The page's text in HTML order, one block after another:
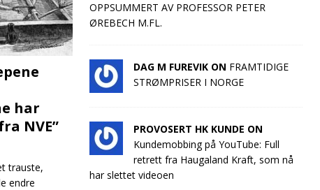
har
NVE”
trauste,
endre
OPPSUMMERT AV PROFESSOR PETER
ØREBECH M.FL.
DAG M FUREVIK ON FRAMTIDIGE
STRØMPRISER I NORGE
PROVOSERT HK KUNDE ON
Kundemobbing på YouTube: Full
retrett fra Haugaland Kraft, som nå
har slettet videoen